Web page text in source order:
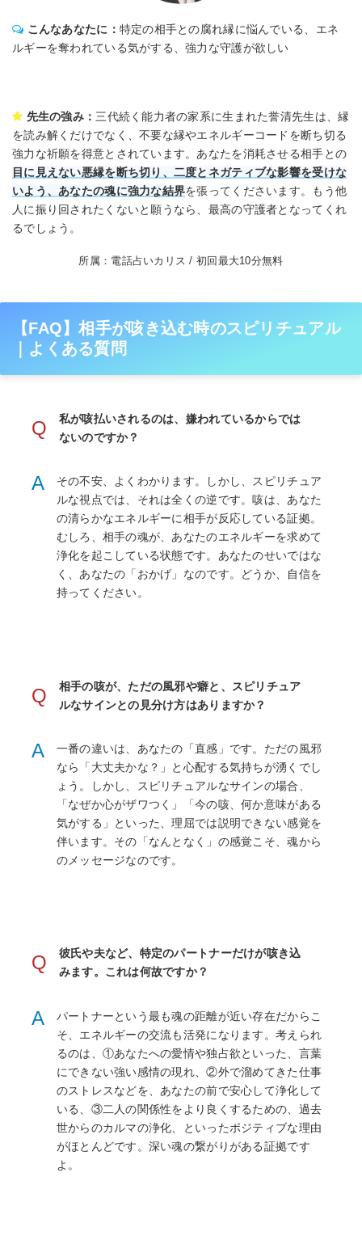
こんなあなたに： 特定の相手との腐れ縁に悩んでいる、エネ
ルギーを奪われている気がする、強力な守護が欲しい
先生の強み： 三代続く能力者の家系に生まれた誉清先生は、縁
を読み解くだけでなく、不要な縁やエネルギーコードを断ち切る
強力な祈願を得意とされています。あなたを消耗させる相手との
目に見えない悪縁を断ち切り、二度とネガティブな影響を受けな
いよう、あなたの魂に強力な結界を張ってくださいます。もう他
人に振り回されたくないと願うなら、最高の守護者となってくれ
るでしょう。
所属：電話占いカリス / 初回最大10分無料
【FAQ】相手が咳き込む時のスピリチュアル
｜よくある質問
Q
私が咳払いされるのは、嫌われているからでは
ないのですか？
A
その不安、よくわかります。しかし、スピリチュア
ルな視点では、それは全くの逆です。咳は、あなた
の清らかなエネルギーに相手が反応している証拠。
むしろ、相手の魂が、あなたのエネルギーを求めて
浄化を起こしている状態です。あなたのせいではな
く、あなたの「おかげ」なのです。どうか、自信を
持ってください。
Q
相手の咳が、ただの風邪や癖と、スピリチュア
ルなサインとの見分け方はありますか？
A
一番の違いは、あなたの「直感」です。ただの風邪
なら「大丈夫かな？」と心配する気持ちが湧くでし
ょう。しかし、スピリチュアルなサインの場合、
「なぜか心がザワつく」「今の咳、何か意味がある
気がする」といった、理屈では説明できない感覚を
伴います。その「なんとなく」の感覚こそ、魂から
のメッセージなのです。
Q
彼氏や夫など、特定のパートナーだけが咳き込
みます。これは何故ですか？
A
パートナーという最も魂の距離が近い存在だからこ
そ、エネルギーの交流も活発になります。考えられ
るのは、①あなたへの愛情や独占欲といった、言葉
にできない強い感情の現れ、②外で溜めてきた仕事
のストレスなどを、あなたの前で安心して浄化して
いる、③二人の関係性をより良くするための、過去
世からのカルマの浄化、といったポジティブな理由
がほとんどです。深い魂の繋がりがある証拠です
よ。